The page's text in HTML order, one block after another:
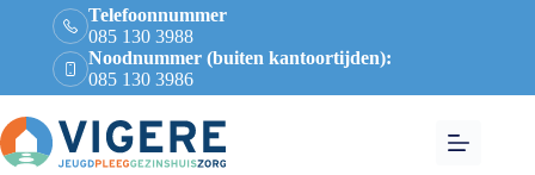
Telefoonnummer
085 130 3988
Noodnummer (buiten kantoortijden):
085 130 3986